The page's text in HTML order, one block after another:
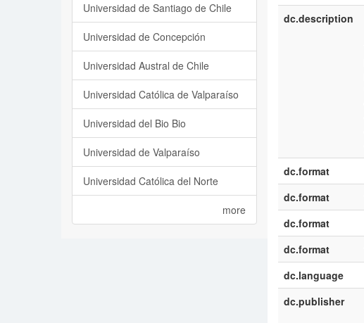
dc.description
dc.format
dc.format
dc.format
dc.format
dc.language
dc.publisher
Universidad de Santiago de Chile
Universidad de Concepción
Universidad Austral de Chile
Universidad Católica de Valparaíso
Universidad del Bio Bio
Universidad de Valparaíso
Universidad Católica del Norte
more